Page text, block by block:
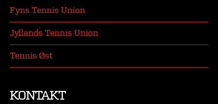
Fyns Tennis Union
Jyllands Tennis Union
Tennis Øst
KONTAKT